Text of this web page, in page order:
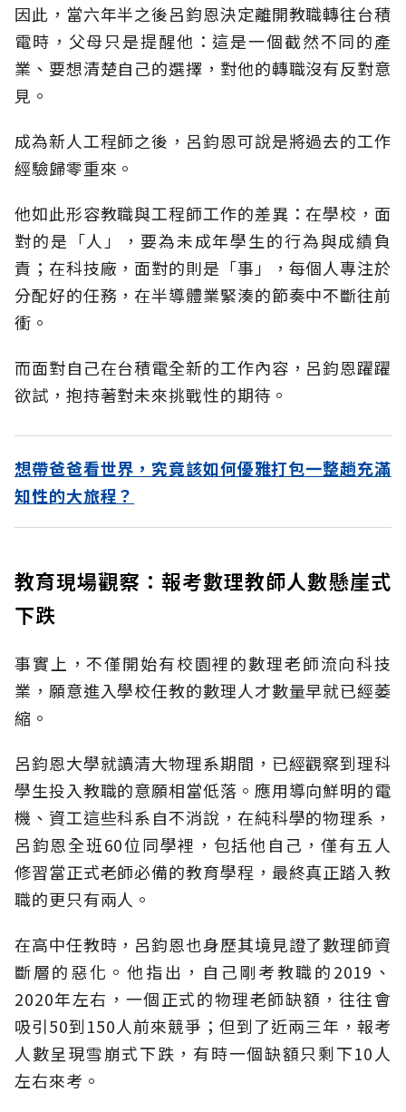
因此，當六年半之後呂鈞恩決定離開教職轉往台積
電時，父母只是提醒他：這是一個截然不同的產
業、要想清楚自己的選擇，對他的轉職沒有反對意
見。
成為新人工程師之後，呂鈞恩可說是將過去的工作
經驗歸零重來。
他如此形容教職與工程師工作的差異：在學校，面
對的是「人」，要為未成年學生的行為與成績負
責；在科技廠，面對的則是「事」，每個人專注於
分配好的任務，在半導體業緊湊的節奏中不斷往前
衝。
而面對自己在台積電全新的工作內容，呂鈞恩躍躍
欲試，抱持著對未來挑戰性的期待。
想帶爸爸看世界，究竟該如何優雅打包一整趟充滿
知性的大旅程？
教育現場觀察：報考數理教師人數懸崖式
下跌
事實上，不僅開始有校園裡的數理老師流向科技
業，願意進入學校任教的數理人才數量早就已經萎
縮。
呂鈞恩大學就讀清大物理系期間，已經觀察到理科
學生投入教職的意願相當低落。應用導向鮮明的電
機、資工這些科系自不消說，在純科學的物理系，
呂鈞恩全班60位同學裡，包括他自己，僅有五人
修習當正式老師必備的教育學程，最終真正踏入教
職的更只有兩人。
在高中任教時，呂鈞恩也身歷其境見證了數理師資
斷層的惡化。他指出，自己剛考教職的2019、
2020年左右，一個正式的物理老師缺額，往往會
吸引50到150人前來競爭；但到了近兩三年，報考
人數呈現雪崩式下跌，有時一個缺額只剩下10人
左右來考。